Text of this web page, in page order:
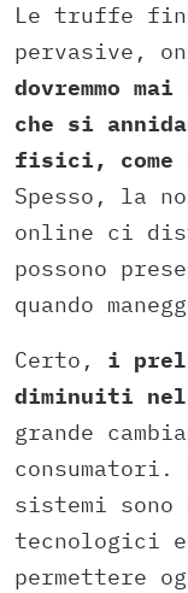
Le truffe
pervasive,
dovremmo
che si
fisici, come
Spesso, la
online ci
possono
quando
Certo,
i
diminuiti nel
grande
sistemi sono
tecnologici
permettere